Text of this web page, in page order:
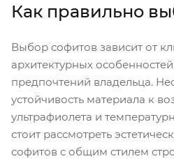
Как правильно
Выбор софитов зависит от
архитектурных
предпочтений владельца.
устойчивость материала к
ультрафиолета и
стоит рассмотреть
софитов с общим стилем